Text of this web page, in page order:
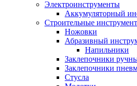
Электроинструменты
Аккумуляторный
Строительные
Ножовки
Абразивный
Напильники
Заклепочники
Заклепочники
Стусла